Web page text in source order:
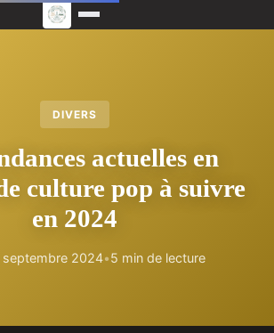
DIVERS
actuelles en
culture pop à suivre
en 2024
septembre 2024•5 min de lecture